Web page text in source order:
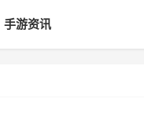
手游资讯